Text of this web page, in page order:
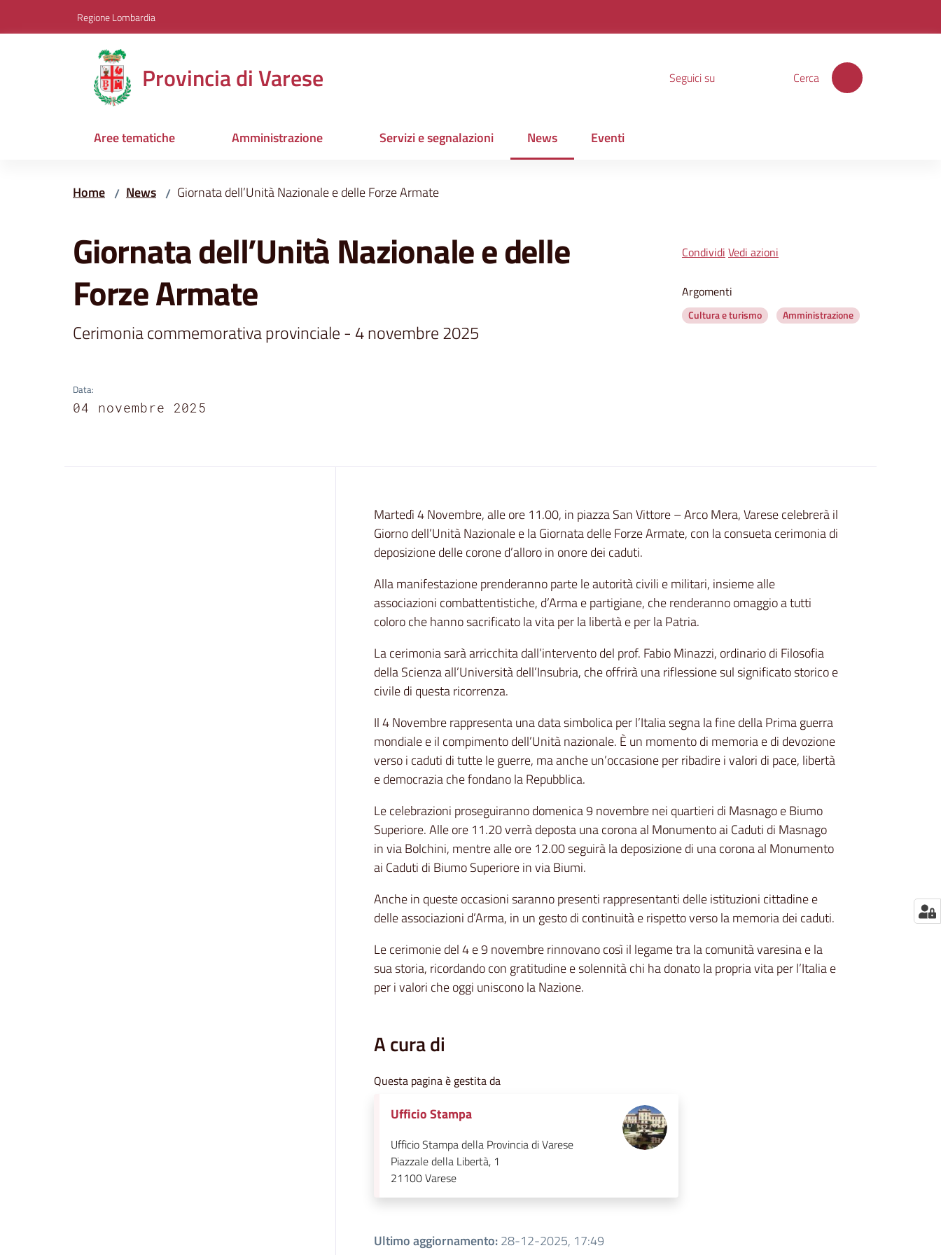
Regione Lombardia
Provincia di Varese Seguici su Cerca
Aree tematiche Amministrazione Servizi e segnalazioni News
Menu selezionato
Eventi
Home / News / Giornata dell’Unità Nazionale e delle Forze Armate
Giornata dell’Unità Nazionale e delle
Forze Armate
Cerimonia commemorativa provinciale - 4 novembre 2025
Data:
04 novembre 2025
Condividi Vedi azioni
Argomenti
Cultura e turismo Amministrazione
Contenuto
Martedì 4 Novembre, alle ore 11.00, in piazza San Vittore – Arco Mera, Varese celebrerà il
Giorno dell’Unità Nazionale e la Giornata delle Forze Armate, con la consueta cerimonia di
deposizione delle corone d’alloro in onore dei caduti.
Alla manifestazione prenderanno parte le autorità civili e militari, insieme alle
associazioni combattentistiche, d’Arma e partigiane, che renderanno omaggio a tutti
coloro che hanno sacrificato la vita per la libertà e per la Patria.
La cerimonia sarà arricchita dall’intervento del prof. Fabio Minazzi, ordinario di Filosofia
della Scienza all’Università dell’Insubria, che offrirà una riflessione sul significato storico e
civile di questa ricorrenza.
Il 4 Novembre rappresenta una data simbolica per l’Italia segna la fine della Prima guerra
mondiale e il compimento dell’Unità nazionale. È un momento di memoria e di devozione
verso i caduti di tutte le guerre, ma anche un’occasione per ribadire i valori di pace, libertà
e democrazia che fondano la Repubblica.
Le celebrazioni proseguiranno domenica 9 novembre nei quartieri di Masnago e Biumo
Superiore. Alle ore 11.20 verrà deposta una corona al Monumento ai Caduti di Masnago
in via Bolchini, mentre alle ore 12.00 seguirà la deposizione di una corona al Monumento
ai Caduti di Biumo Superiore in via Biumi.
Anche in queste occasioni saranno presenti rappresentanti delle istituzioni cittadine e
delle associazioni d’Arma, in un gesto di continuità e rispetto verso la memoria dei caduti.
Le cerimonie del 4 e 9 novembre rinnovano così il legame tra la comunità varesina e la
sua storia, ricordando con gratitudine e solennità chi ha donato la propria vita per l’Italia e
per i valori che oggi uniscono la Nazione.
A cura di
Questa pagina è gestita da
Ufficio Stampa
Ufficio Stampa della Provincia di Varese
Piazzale della Libertà, 1
21100Varese
Ultimo aggiornamento:28-12-2025, 17:49